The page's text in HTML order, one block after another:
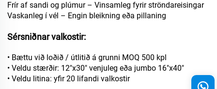
Frír af sandi og plúmur – Vinsamleg fyrir ströndareisingar
Vaskanleg í vél – Engin bleikning eða pillaning
Sérsniðnar valkostir:
• Bættu við loðið / útlitið á grunni MOQ 500 kpl
• Veldu stærðir: 12"x30" venjuleg eða jumbo 16"x40"
• Veldu litina: yfir 20 lifandi valkostir